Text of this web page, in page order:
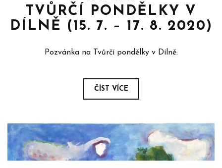
TVŮRČÍ PONDĚLKY V
DÍLNĚ (15. 7. – 17. 8. 2020)
Pozvánka na Tvůrčí pondělky v Dílně.
ČÍST VÍCE